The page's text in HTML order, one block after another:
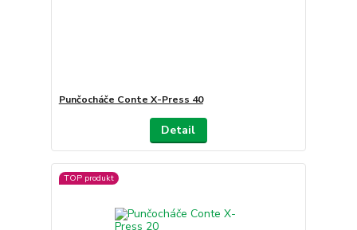
Punčocháče Conte X-Press 40
Detail
TOP produkt